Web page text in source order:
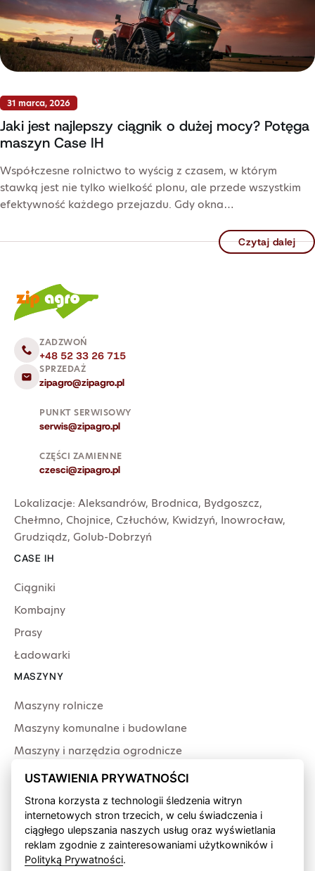
31 marca, 2026
Jaki jest najlepszy ciągnik o dużej mocy? Potęga
maszyn Case IH
Współczesne rolnictwo to wyścig z czasem, w którym
stawką jest nie tylko wielkość plonu, ale przede wszystkim
efektywność każdego przejazdu. Gdy okna…
Czytaj dalej
ZADZWOŃ
+48 52 33 26 715
SPRZEDAŻ
zipagro@zipagro.pl
PUNKT SERWISOWY
serwis@zipagro.pl
CZĘŚCI ZAMIENNE
czesci@zipagro.pl
Lokalizacje: Aleksandrów, Brodnica, Bydgoszcz,
Chełmno, Chojnice, Człuchów, Kwidzyń, Inowrocław,
Grudziądz, Golub-Dobrzyń
CASE IH
Ciągniki
Kombajny
Prasy
Ładowarki
MASZYNY
Maszyny rolnicze
Maszyny komunalne i budowlane
Maszyny i narzędzia ogrodnicze
Producenci
USŁUGI
Serwis
Produkcja przewodów
USTAWIENIA PRYWATNOŚCI
Strona korzysta z technologii śledzenia witryn
internetowych stron trzecich, w celu świadczenia i
ciągłego ulepszania naszych usług oraz wyświetlania
reklam zgodnie z zainteresowaniami użytkowników i
Polityką Prywatności.